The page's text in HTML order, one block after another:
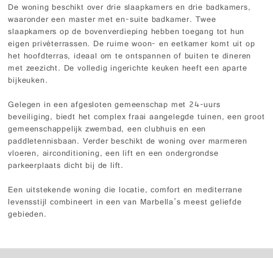
De woning beschikt over drie slaapkamers en drie badkamers,
waaronder een master met en-suite badkamer. Twee
slaapkamers op de bovenverdieping hebben toegang tot hun
eigen privéterrassen. De ruime woon- en eetkamer komt uit op
het hoofdterras, ideaal om te ontspannen of buiten te dineren
met zeezicht. De volledig ingerichte keuken heeft een aparte
bijkeuken.
Gelegen in een afgesloten gemeenschap met 24-uurs
beveiliging, biedt het complex fraai aangelegde tuinen, een groot
gemeenschappelijk zwembad, een clubhuis en een
paddletennisbaan. Verder beschikt de woning over marmeren
vloeren, airconditioning, een lift en een ondergrondse
parkeerplaats dicht bij de lift.
Een uitstekende woning die locatie, comfort en mediterrane
levensstijl combineert in een van Marbella’s meest geliefde
gebieden.